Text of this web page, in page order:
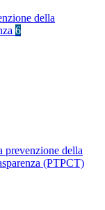
della
6
prevenzione della
(PTPCT)